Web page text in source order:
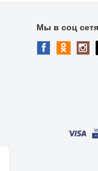
Мы в соц